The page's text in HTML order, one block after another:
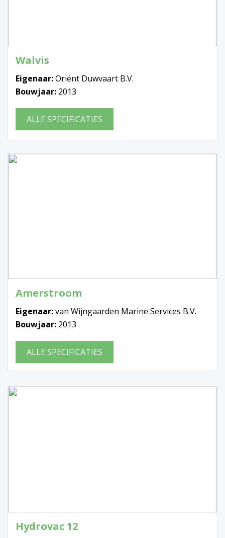
Walvis
Eigenaar:Oriënt Duwvaart B.V.
Bouwjaar: 2013
ALLE SPECIFICATIES
Amerstroom
Eigenaar:van Wijngaarden Marine Services B.V.
Bouwjaar: 2013
ALLE SPECIFICATIES
Hydrovac 12